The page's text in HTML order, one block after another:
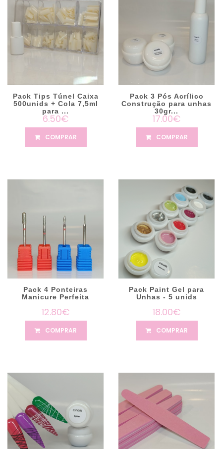
Pack Tips Túnel Caixa
500unids + Cola 7,5ml
para ...
6.50€
COMPRAR
Pack 3 Pós Acrílico
Construção para unhas
30gr...
17.00€
COMPRAR
Pack 4 Ponteiras
Manicure Perfeita
12.80€
COMPRAR
Pack Paint Gel para
Unhas - 5 unids
18.00€
COMPRAR